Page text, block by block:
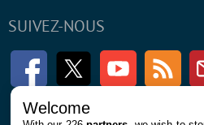
SUIVEZ-NOUS
FacebookTwitter Youtube
Welcome